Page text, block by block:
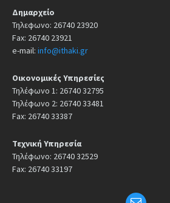
Δημαρχείο
Τηλεφωνο: 26740 23920
Fax: 26740 23921
e-mail: info@ithaki.gr
Οικονομικές Υπηρεσίες
Τηλέφωνο 1: 26740 32795
Τηλέφωνο 2: 26740 33481
Fax: 26740 33387
Τεχνική Υπηρεσία
Τηλέφωνο: 26740 32529
Fax: 26740 33197